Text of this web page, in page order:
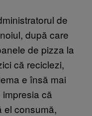
de
după care
de pizza la
că reciclezi,
e însă mai
impresia că
el consumă,